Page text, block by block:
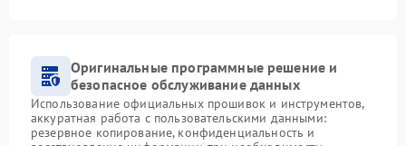
Оригинальные программные решение и
безопасное обслуживание данных
Использование официальных прошивок и инструментов,
аккуратная работа с пользовательскими данными:
резервное копирование, конфиденциальность и